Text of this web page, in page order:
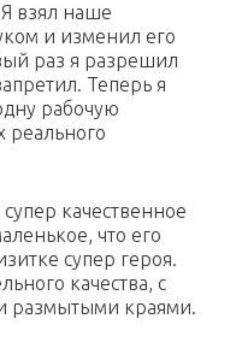
взял наше
и изменил его
раз я разрешил
Теперь я
рабочую
реального
качественное
что его
супер героя.
качества, с
размытыми краями.